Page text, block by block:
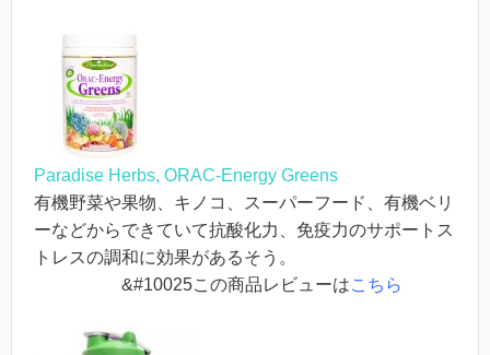
Paradise Herbs, ORAC-Energy Greens
有機野菜や果物、キノコ、スーパーフード、有機ベリ
ーなどからできていて抗酸化力、免疫力のサポートス
トレスの調和に効果があるそう。
&#10025この商品レビューはこちら